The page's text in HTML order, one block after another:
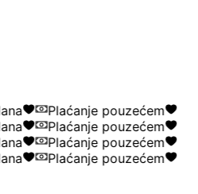
Plaćanje pouzećem
Plaćanje pouzećem
Plaćanje pouzećem
Plaćanje pouzećem